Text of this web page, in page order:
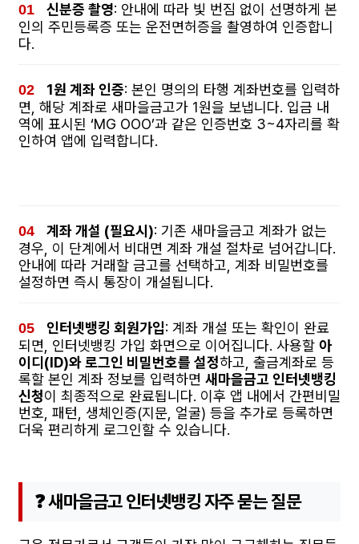
신분증 촬영: 안내에 따라 빛 번짐 없이 선명하게 본
인의 주민등록증 또는 운전면허증을 촬영하여 인증합니
다.
1원 계좌 인증: 본인 명의의 타행 계좌번호를 입력하
면, 해당 계좌로 새마을금고가 1원을 보냅니다. 입금 내
역에 표시된 ‘MG OOO’과 같은 인증번호 3~4자리를 확
인하여 앱에 입력합니다.
계좌 개설 (필요시): 기존 새마을금고 계좌가 없는
경우, 이 단계에서 비대면 계좌 개설 절차로 넘어갑니다.
안내에 따라 거래할 금고를 선택하고, 계좌 비밀번호를
설정하면 즉시 통장이 개설됩니다.
인터넷뱅킹 회원가입: 계좌 개설 또는 확인이 완료
되면, 인터넷뱅킹 가입 화면으로 이어집니다. 사용할 아
이디(ID)와 로그인 비밀번호를 설정하고, 출금계좌로 등
록할 본인 계좌 정보를 입력하면 새마을금고 인터넷뱅킹
신청이 최종적으로 완료됩니다. 이후 앱 내에서 간편비밀
번호, 패턴, 생체인증(지문, 얼굴) 등을 추가로 등록하면
더욱 편리하게 로그인할 수 있습니다.
❓ 새마을금고 인터넷뱅킹 자주 묻는 질문